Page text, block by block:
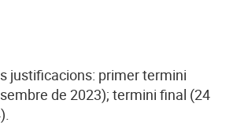
justificacions: primer termini
de 2023); termini final (24